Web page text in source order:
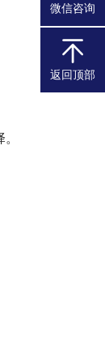
微信咨询
返回顶部